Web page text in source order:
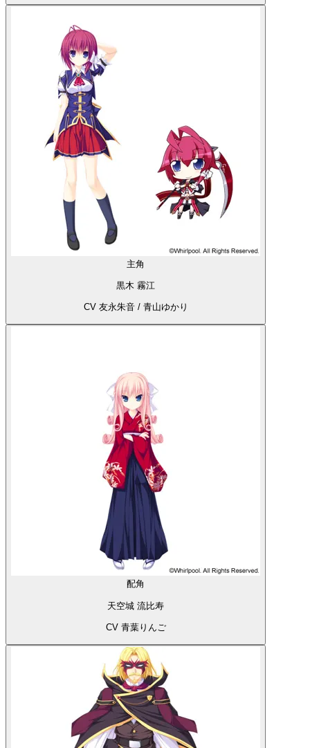
主角
黒木 霧江
CV 友永朱音 / 青山ゆかり
配角
天空城 流比寿
CV 青葉りんご